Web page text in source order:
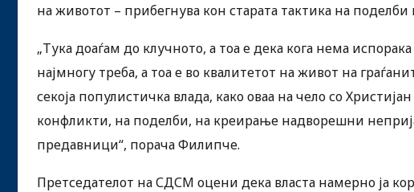
на животот – прибегнува кон старата тактика на
„Тука доаѓам до клучното, а тоа е дека кога нема
најмногу треба, а тоа е во квалитетот на живот на
секоја популистичка влада, како оваа на чело со
конфликти, на поделби, на креирање надворешни
предавници“, порача Филипче.
Претседателот на СДСМ оцени дека власта намерно ја